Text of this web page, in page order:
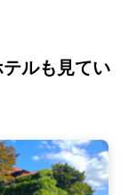
ルも見てい